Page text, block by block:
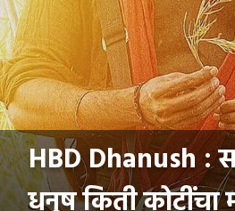
HBD Dhanush :